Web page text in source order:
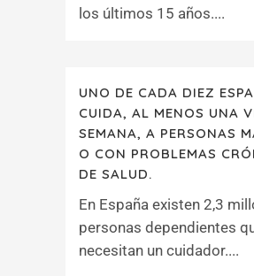
los últimos 15 años....
UNO DE CADA DIEZ
CUIDA, AL MENOS UNA
SEMANA, A PERSONAS
O CON PROBLEMAS
DE SALUD.
En España existen 2,3
personas dependientes
necesitan un cuidador....